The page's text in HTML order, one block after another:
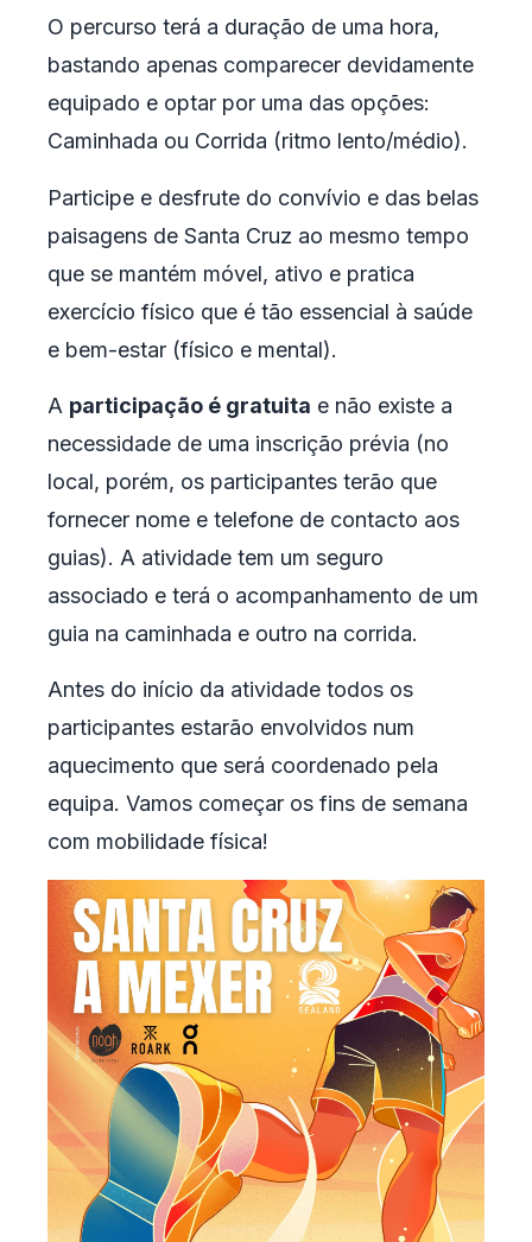
O percurso terá a duração de uma hora,
bastando apenas comparecer devidamente
equipado e optar por uma das opções:
Caminhada ou Corrida (ritmo lento/médio).
Participe e desfrute do convívio e das belas
paisagens de Santa Cruz ao mesmo tempo
que se mantém móvel, ativo e pratica
exercício físico que é tão essencial à saúde
e bem-estar (físico e mental).
A participação é gratuita e não existe a
necessidade de uma inscrição prévia (no
local, porém, os participantes terão que
fornecer nome e telefone de contacto aos
guias). A atividade tem um seguro
associado e terá o acompanhamento de um
guia na caminhada e outro na corrida.
Antes do início da atividade todos os
participantes estarão envolvidos num
aquecimento que será coordenado pela
equipa. Vamos começar os fins de semana
com mobilidade física!